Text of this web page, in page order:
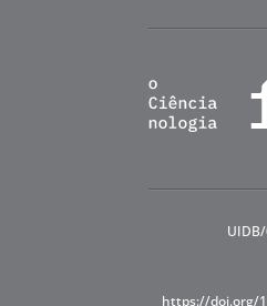
https://doi.org/